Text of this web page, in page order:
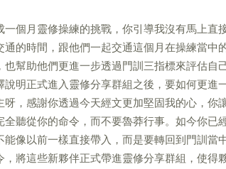
個月靈修操練的挑戰，你引導我沒有馬上直
的時間，跟他們一起交通這個月在操練當中
幫助他們更進一步透過門訓三指標來評估自
明正式進入靈修分享群組之後，要如何更進
，感謝你透過今天經文更加堅固我的心，你
聽從你的命令，而不要魯莽行事。如今你已
像以前一樣直接帶入，而是要轉回到門訓當
將這些新夥伴正式帶進靈修分享群組，使得